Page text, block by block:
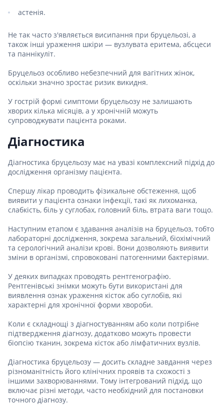
астенія.
Не так часто з'являється висипання при бруцельозі, а
також інші ураження шкіри — вузлувата еритема, абсцеси
та паннікуліт.
Бруцельоз особливо небезпечний для вагітних жінок,
оскільки значно зростає ризик викидня.
У гострій формі симптоми бруцельозу не залишають
хворих кілька місяців, а у хронічній можуть
супроводжувати пацієнта роками.
Діагностика
Діагностика бруцельозу має на увазі комплексний підхід до
дослідження організму пацієнта.
Спершу лікар проводить фізикальне обстеження, щоб
виявити у пацієнта ознаки інфекції, такі як лихоманка,
слабкість, біль у суглобах, головний біль, втрата ваги тощо.
Наступним етапом є здавання аналізів на бруцельоз, тобто
лабораторні дослідження, зокрема загальний, біохімічний
та серологічний аналізи крові. Вони дозволяють виявити
зміни в організмі, спровоковані патогенними бактеріями.
У деяких випадках проводять рентгенографію.
Рентгенівські знімки можуть бути використані для
виявлення ознак ураження кісток або суглобів, які
характерні для хронічної форми хвороби.
Коли є складнощі з діагностуванням або коли потрібне
підтвердження діагнозу, додатково можуть провести
біопсію тканин, зокрема кісток або лімфатичних вузлів.
Діагностика бруцельозу — досить складне завдання через
різноманітність його клінічних проявів та схожості з
іншими захворюваннями. Тому інтегрований підхід, що
включає різні методи, часто необхідний для постановки
точного діагнозу.